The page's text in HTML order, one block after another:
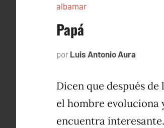
albamar
Papá
por Luis Antonio Aura
1996
Dicen que después de
el hombre evoluciona
encuentra interesante.